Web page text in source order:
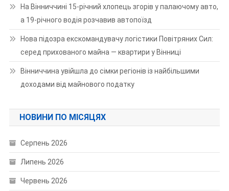
На Вінниччині 15-річний хлопець згорів у палаючому авто,
а 19-річного водія розчавив автопоїзд
Нова підозра екскомандувачу логістики Повітряних Сил:
серед прихованого майна — квартири у Вінниці
Вінниччина увійшла до сімки регіонів із найбільшими
доходами від майнового податку
НОВИНИ ПО МІСЯЦЯХ
Серпень 2026
Липень 2026
Червень 2026